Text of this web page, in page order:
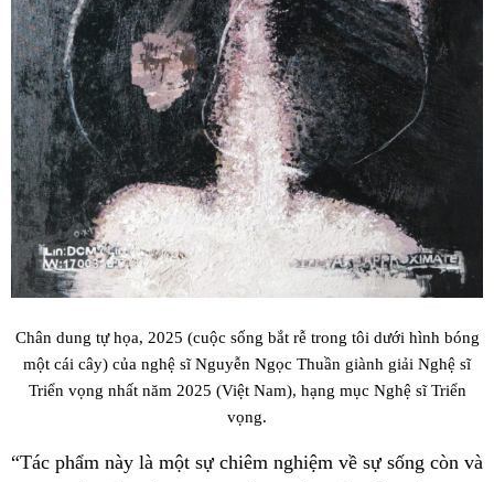
Chân dung tự họa, 2025 (cuộc sống bắt rễ trong tôi dưới hình bóng
một cái cây) của nghệ sĩ Nguyễn Ngọc Thuần giành giải Nghệ sĩ
Triển vọng nhất năm 2025 (Việt Nam), hạng mục Nghệ sĩ Triển
vọng.
“Tác phẩm này là một sự chiêm nghiệm về sự sống còn và